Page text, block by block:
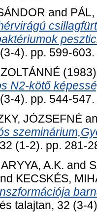
and
4). pp. 599-
N2-kötő
4). pp. 544-
JÓZSEFNÉ
(1-2). pp. 281-
A.K. and
KECSKÉS,
talajtan, 32 (3-